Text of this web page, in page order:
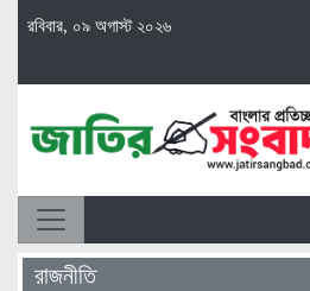
রবিবার, ০৯ অগাস্ট ২০২৬
রাজনীতি